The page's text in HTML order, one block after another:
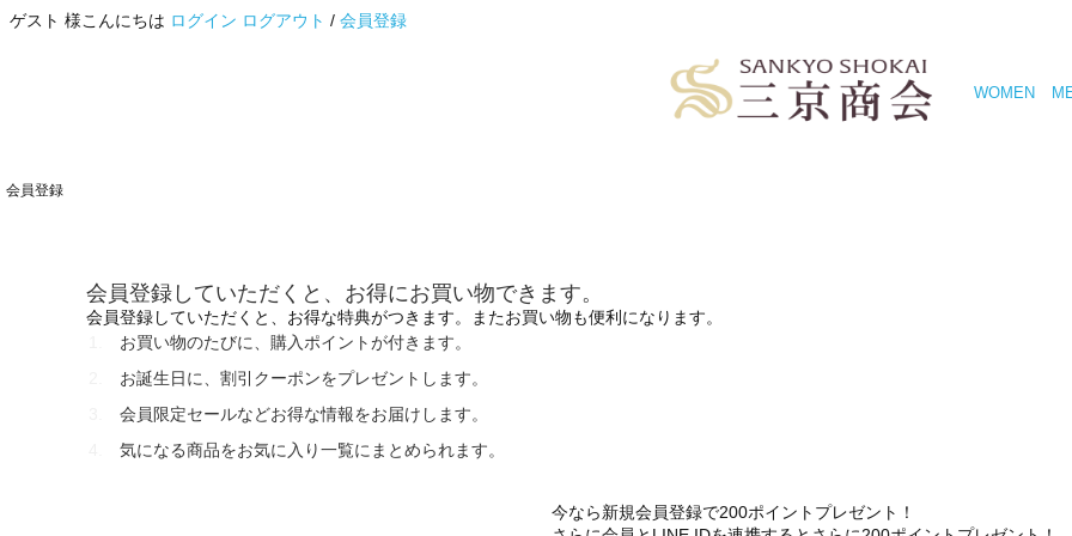
ゲスト 様こんにちは ログイン ログアウト / 会員登録
WOMEN
会員登録
会員登録していただくと、お得にお買い物できます。
会員登録していただくと、お得な特典がつきます。またお買い物も便利になります。
お買い物のたびに、購入ポイントが付きます。
お誕生日に、割引クーポンをプレゼントします。
会員限定セールなどお得な情報をお届けします。
気になる商品をお気に入り一覧にまとめられます。
今なら新規会員登録で200ポイントプレゼント！